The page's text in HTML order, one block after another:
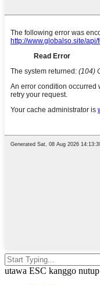
utawa ESC kanggo nutup